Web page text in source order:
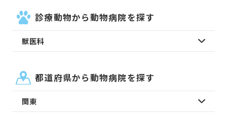
診療動物から動物病院を探す
獣医科
都道府県から動物病院を探す
関東